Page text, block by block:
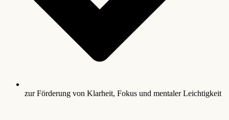
zur Förderung von Klarheit, Fokus und mentaler Leichtigkeit